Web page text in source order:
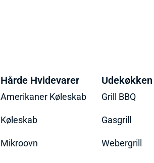
Hårde Hvidevarer
Amerikaner Køleskab
Køleskab
Mikroovn
Udekøkken
Grill BBQ
Gasgrill
Webergrill